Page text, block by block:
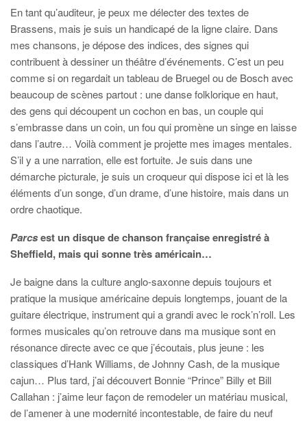
En tant qu’auditeur, je peux me délecter des textes de
Brassens, mais je suis un handicapé de la ligne claire. Dans
mes chansons, je dépose des indices, des signes qui
contribuent à dessiner un théâtre d’événements. C’est un peu
comme si on regardait un tableau de Bruegel ou de Bosch avec
beaucoup de scènes partout : une danse folklorique en haut,
des gens qui découpent un cochon en bas, un couple qui
s’embrasse dans un coin, un fou qui promène un singe en laisse
dans l’autre… Voilà comment je projette mes images mentales.
S’il y a une narration, elle est fortuite. Je suis dans une
démarche picturale, je suis un croqueur qui dispose ici et là les
éléments d’un songe, d’un drame, d’une histoire, mais dans un
ordre chaotique.
Parcsest un disque de chanson française enregistré à
Sheffield, mais qui sonne très américain…
Je baigne dans la culture anglo-saxonne depuis toujours et
pratique la musique américaine depuis longtemps, jouant de la
guitare électrique, instrument qui a grandi avec le rock’n’roll. Les
formes musicales qu’on retrouve dans ma musique sont en
résonance directe avec ce que j’écoutais, plus jeune : les
classiques d’Hank Williams, de Johnny Cash, de la musique
cajun… Plus tard, j’ai découvert Bonnie “Prince” Billy et Bill
Callahan : j’aime leur façon de remodeler un matériau musical,
de l’amener à une modernité incontestable, de faire du neuf